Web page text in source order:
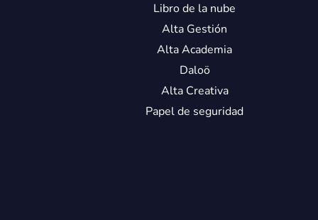
Libro de la nube
Alta Gestión
Alta Academia
Daloö
Alta Creativa
Papel de seguridad